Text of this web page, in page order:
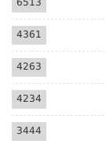
6513
4361
4263
4234
3444